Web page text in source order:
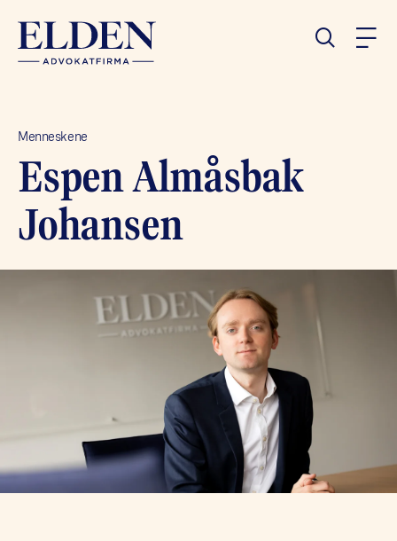
Menneskene
Espen Almåsbak
Johansen